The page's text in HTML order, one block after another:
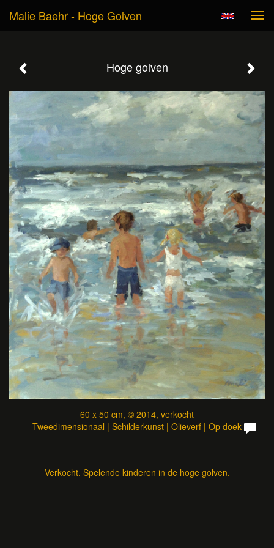
Malie Baehr - Hoge Golven
Hoge golven
60 x 50 cm, © 2014, verkocht
Tweedimensionaal | Schilderkunst | Olieverf | Op doek
Verkocht. Spelende kinderen in de hoge golven.